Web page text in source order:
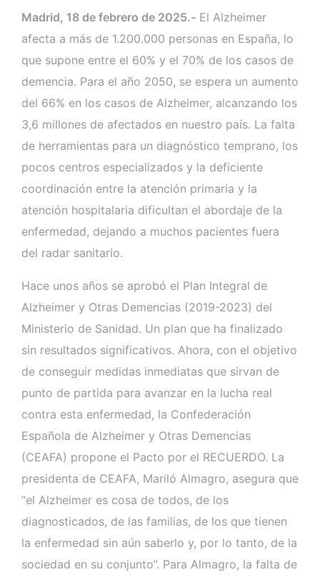
Madrid, 18 de febrero de 2025.- El Alzheimer
afecta a más de 1.200.000 personas en España, lo
que supone entre el 60% y el 70% de los casos de
demencia. Para el año 2050, se espera un aumento
del 66% en los casos de Alzheimer, alcanzando los
3,6 millones de afectados en nuestro país. La falta
de herramientas para un diagnóstico temprano, los
pocos centros especializados y la deficiente
coordinación entre la atención primaria y la
atención hospitalaria dificultan el abordaje de la
enfermedad, dejando a muchos pacientes fuera
del radar sanitario.
Hace unos años se aprobó el Plan Integral de
Alzheimer y Otras Demencias (2019-2023) del
Ministerio de Sanidad. Un plan que ha finalizado
sin resultados significativos. Ahora, con el objetivo
de conseguir medidas inmediatas que sirvan de
punto de partida para avanzar en la lucha real
contra esta enfermedad, la Confederación
Española de Alzheimer y Otras Demencias
(CEAFA) propone el Pacto por el RECUERDO. La
presidenta de CEAFA, Mariló Almagro, asegura que
“el Alzheimer es cosa de todos, de los
diagnosticados, de las familias, de los que tienen
la enfermedad sin aún saberlo y, por lo tanto, de la
sociedad en su conjunto”. Para Almagro, la falta de